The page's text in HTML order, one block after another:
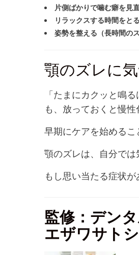
片側ばかりで噛む癖を見
リラックスする時間をと
姿勢を整える（長時間の
顎のズレに
「たまにカクッと鳴
も、放っておくと慢性
早期にケアを始めるこ
顎のズレは、自分では
もし思い当たる症状
監修：デン
エザワサトシ